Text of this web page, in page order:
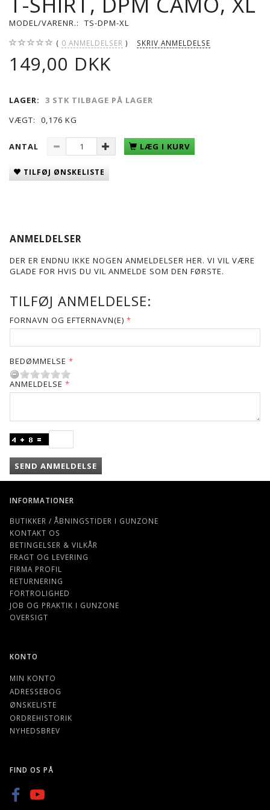
MODEL/VARENR.: TS-DPM-XL
0 ANMELDELSER SKRIV ANMELDELSE
149,00 DKK
LAGER:
3 STK TILBAGE PÅ LAGER
VÆGT:
0,176 KG
ANTAL LÆG I KURV
TILFØJ ØNSKELISTE
ANMELDELSER
DER ER ENDNU IKKE NOGEN ANMELDELSER HER. VI VIL VÆRE
GLADE FOR HVIS DU VIL ANMELDE SOM DEN FØRSTE.
TILFØJ ANMELDELSE:
FORNAVN OG EFTERNAVN(E)
BEDØMMELSE
ANMELDELSE
SEND ANMELDELSE
INFORMATIONER
BUTIKKER / ÅBNINGSTIDER I GUNZONE
KONTAKT OS
BETINGELSER & VILKÅR
FRAGT OG LEVERING
FIRMA PROFIL
RETURNERING
FORTROLIGHED
JOB OG PRAKTIK I GUNZONE
OVERSIGT
KONTO
MIN KONTO
ADRESSEBOG
ØNSKELISTE
ORDREHISTORIK
NYHEDSBREV
FIND OS PÅ